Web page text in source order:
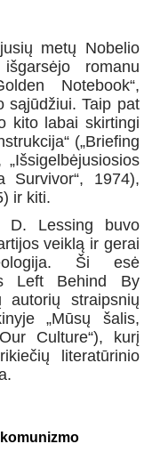
metų Nobelio
romanu
Notebook“,
sąjūdžiui. Taip pat
kito labai skirtingi
(„Briefing
Survivor“, 1974),
ir kiti.
D. Lessing buvo
veiklą ir gerai
Ši esė
Left Behind By
autorių straipsnių
„Mūsų šalis,
Culture“), kurį
literatūrinio